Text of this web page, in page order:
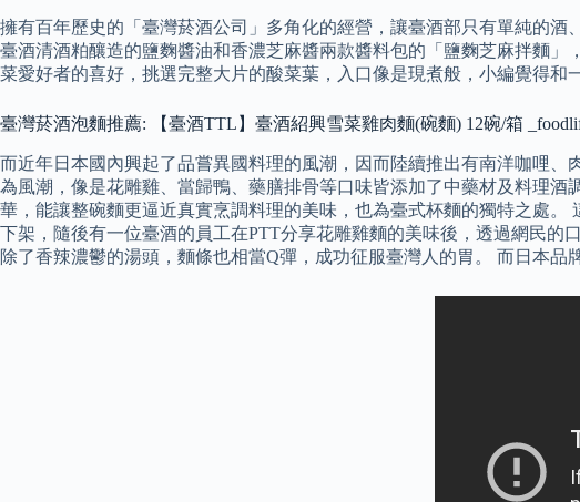
擁有百年歷史的「臺灣菸酒公司」多角化的經營，讓臺酒部只有單純的
臺酒清酒粕釀造的鹽麴醬油和香濃芝麻醬兩款醬料包的「鹽麴芝麻拌麵
菜愛好者的喜好，挑選完整大片的酸菜葉，入口像是現煮般，小編覺得
臺灣菸酒泡麵推薦: 【臺酒TTL】臺酒紹興雪菜雞肉麵(碗麵) 12碗/箱
而近年日本國內興起了品嘗異國料理的風潮，因而陸續推出有南洋咖哩
為風潮，像是花雕雞、當歸鴨、藥膳排骨等口味皆添加了中藥材及料理
華，能讓整碗麵更逼近真實烹調料理的美味，也為臺式杯麵的獨特之處
下架，隨後有一位臺酒的員工在PTT分享花雕雞麵的美味後，透過網民
除了香辣濃鬱的湯頭，麵條也相當Q彈，成功征服臺灣人的胃。 而日本